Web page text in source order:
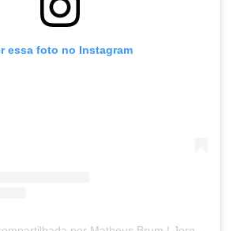
essa foto no Instagram